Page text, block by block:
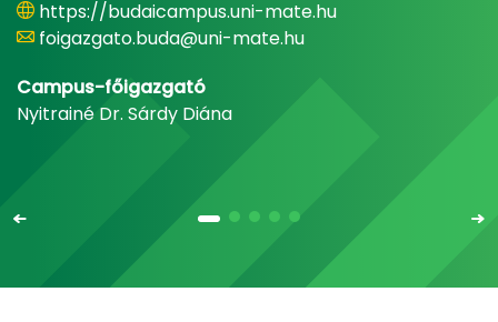
https://budaicampus.uni-mate.hu
foigazgato.buda@uni-mate.hu
Campus-főigazgató
Nyitrainé Dr. Sárdy Diána